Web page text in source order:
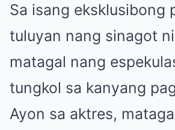
Sa isang eksklusibong
tuluyan nang sinagot
matagal nang
tungkol sa kanyang
Ayon sa aktres,